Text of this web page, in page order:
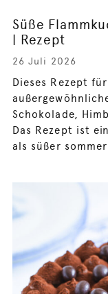
Süße
| Rezept
26 Juli 2026
Dieses Rezept
Schokolade,
Das Rezept ist
als süßer